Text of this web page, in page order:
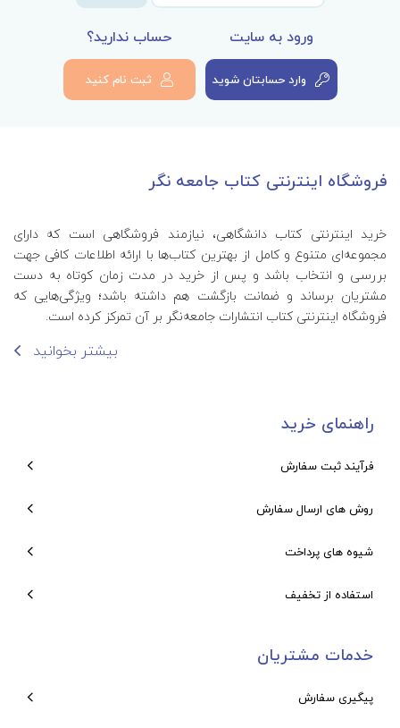
ورود به سایت
وارد حسابتان شوید
حساب ندارید؟
ثبت نام کنید
فروشگاه اینترنتی کتاب جامعه نگر
خرید اینترنتی کتاب‌ دانشگاهی، نیازمند فروشگاهی است که دارای
مجموعه‌ای متنوع و کامل از بهترین کتاب‌ها با ارائه اطلاعات کافی جهت
بررسی و انتخاب باشد و پس از خرید در مدت زمان کوتاه به دست
مشتریان برساند و ضمانت بازگشت هم داشته باشد؛ ویژگی‌هایی که
فروشگاه اینترنتی کتاب انتشارات جامعه‌نگر بر آن تمرکز کرده است.
بیشتر بخوانید
راهنمای خرید
فرآیند ثبت سفارش
روش های ارسال سفارش
شیوه های پرداخت
استفاده از تخفیف
خدمات مشتریان
پیگیری سفارش